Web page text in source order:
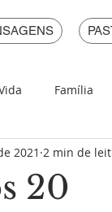
Família
Pecado
20
2021 2 min de